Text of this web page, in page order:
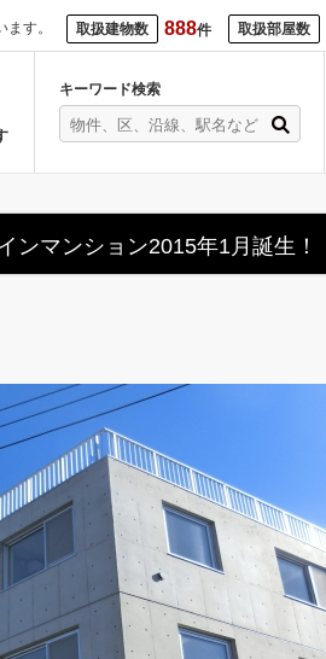
す。 取扱建物数 888件 取扱部屋数
キーワード検索
ンマンション2015年1月誕生！